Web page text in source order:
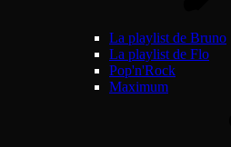
La playlist de Bruno
La playlist de Flo
Pop'n'Rock
Maximum